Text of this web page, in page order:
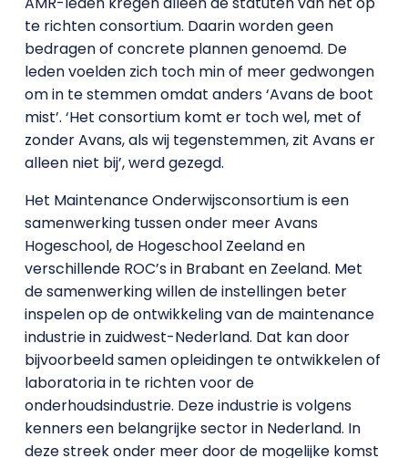
te richten consortium. Daarin worden geen
bedragen of concrete plannen genoemd. De
leden voelden zich toch min of meer gedwongen
om in te stemmen omdat anders ‘Avans de boot
mist’. ‘Het consortium komt er toch wel, met of
zonder Avans, als wij tegenstemmen, zit Avans er
alleen niet bij’, werd gezegd.
Het Maintenance Onderwijsconsortium is een
samenwerking tussen onder meer Avans
Hogeschool, de Hogeschool Zeeland en
verschillende ROC’s in Brabant en Zeeland. Met
de samenwerking willen de instellingen beter
inspelen op de ontwikkeling van de maintenance
industrie in zuidwest-Nederland. Dat kan door
bijvoorbeeld samen opleidingen te ontwikkelen of
laboratoria in te richten voor de
onderhoudsindustrie. Deze industrie is volgens
kenners een belangrijke sector in Nederland. In
deze streek onder meer door de mogelijke komst